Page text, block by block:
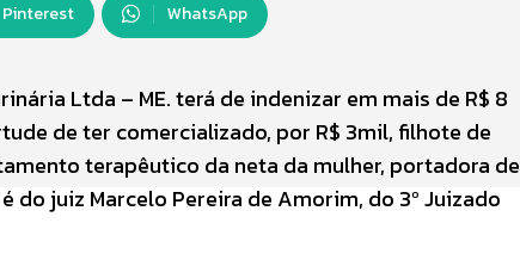
Pinterest WhatsApp
Ltda – ME. terá de indenizar em mais de R$ 8
de ter comercializado, por R$ 3mil, filhote de
terapêutico da neta da mulher, portadora de
juiz Marcelo Pereira de Amorim, do 3º Juizado